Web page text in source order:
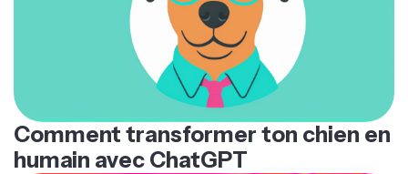
Comment transformer ton chien en
humain avec ChatGPT